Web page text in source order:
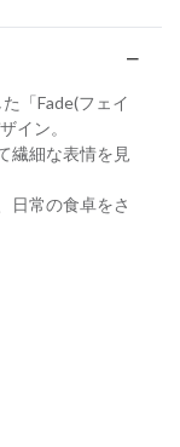
「Fade(フェイ
イン。
繊細な表情を見
日常の食卓をさ